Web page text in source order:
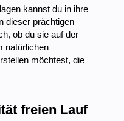
kannst du in ihre
dieser prächtigen
ob du sie auf der
natürlichen
möchtest, die
freien Lauf